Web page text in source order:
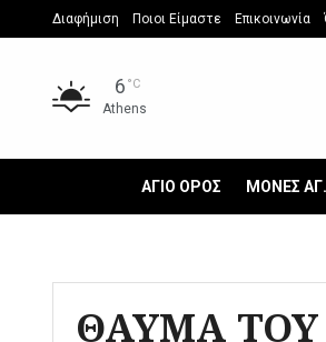
Διαφήμιση Ποιοι Είμαστε Επικοινωνία
6 °C
Athens
ΑΓΙΟ ΟΡΟΣ ΜΟΝΕΣ
ΘΑΥΜΑ ΤΟΥ